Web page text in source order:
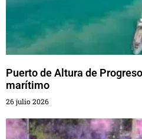
Puerto de Altura de
marítimo
26 julio 2026